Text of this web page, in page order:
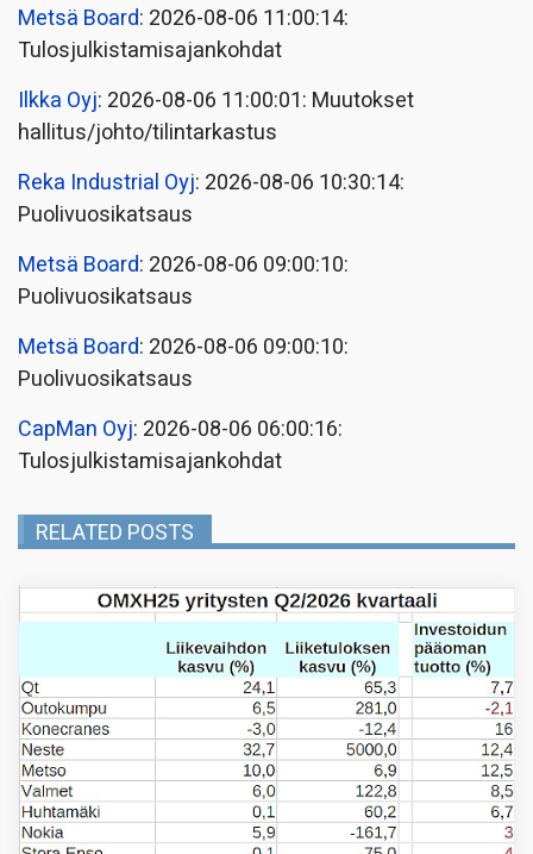
Metsä Board: 2026-08-06 11:00:14:
Tulosjulkistamisajankohdat
Ilkka Oyj: 2026-08-06 11:00:01: Muutokset
hallitus/johto/tilintarkastus
Reka Industrial Oyj: 2026-08-06 10:30:14:
Puolivuosikatsaus
Metsä Board: 2026-08-06 09:00:10:
Puolivuosikatsaus
Metsä Board: 2026-08-06 09:00:10:
Puolivuosikatsaus
CapMan Oyj: 2026-08-06 06:00:16:
Tulosjulkistamisajankohdat
RELATED POSTS